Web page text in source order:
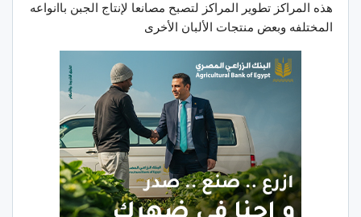
هذه المراكز تطوير المراكز لتصبح مصانعا لإنتاج الجبن باانواعه
المختلفه وبعض منتجات الألبان الأخرى